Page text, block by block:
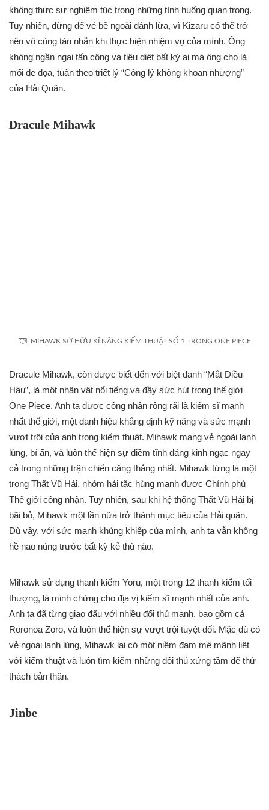
không thực sự nghiêm túc trong những tình huống quan trọng.
Tuy nhiên, đừng để vẻ bề ngoài đánh lừa, vì Kizaru có thể trở
nên vô cùng tàn nhẫn khi thực hiện nhiệm vụ của mình. Ông
không ngần ngại tấn công và tiêu diệt bất kỳ ai mà ông cho là
mối đe dọa, tuân theo triết lý “Công lý không khoan nhượng”
của Hải Quân.
Dracule Mihawk
MIHAWK SỞ HỮU KĨ NĂNG KIẾM THUẬT SỐ 1 TRONG ONE PIECE
Dracule Mihawk, còn được biết đến với biệt danh “Mắt Diều
Hâu”, là một nhân vật nổi tiếng và đầy sức hút trong thế giới
One Piece. Anh ta được công nhận rộng rãi là kiếm sĩ mạnh
nhất thế giới, một danh hiệu khẳng định kỹ năng và sức mạnh
vượt trội của anh trong kiếm thuật. Mihawk mang vẻ ngoài lạnh
lùng, bí ẩn, và luôn thể hiện sự điềm tĩnh đáng kinh ngạc ngay
cả trong những trận chiến căng thẳng nhất. Mihawk từng là một
trong Thất Vũ Hải, nhóm hải tặc hùng mạnh được Chính phủ
Thế giới công nhận. Tuy nhiên, sau khi hệ thống Thất Vũ Hải bị
bãi bỏ, Mihawk một lần nữa trở thành mục tiêu của Hải quân.
Dù vậy, với sức mạnh khủng khiếp của mình, anh ta vẫn không
hề nao núng trước bất kỳ kẻ thù nào.
Mihawk sử dụng thanh kiếm Yoru, một trong 12 thanh kiếm tối
thượng, là minh chứng cho địa vị kiếm sĩ mạnh nhất của anh.
Anh ta đã từng giao đấu với nhiều đối thủ mạnh, bao gồm cả
Roronoa Zoro, và luôn thể hiện sự vượt trội tuyệt đối. Mặc dù có
vẻ ngoài lạnh lùng, Mihawk lại có một niềm đam mê mãnh liệt
với kiếm thuật và luôn tìm kiếm những đối thủ xứng tầm để thử
thách bản thân.
Jinbe